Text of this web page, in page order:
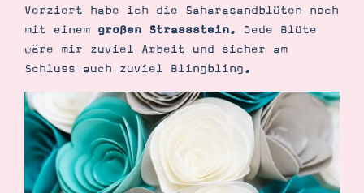
Verziert habe ich die Saharasandblüten noch
mit einem großen Strassstein. Jede Blüte
wäre mir zuviel Arbeit und sicher am
Schluss auch zuviel Blingbling.